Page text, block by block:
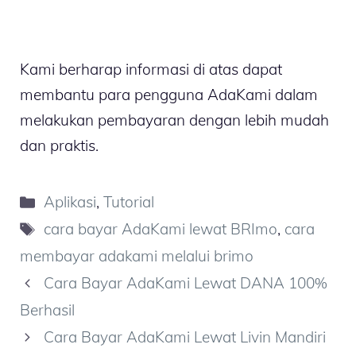
Kami berharap informasi di atas dapat
membantu para pengguna AdaKami dalam
melakukan pembayaran dengan lebih mudah
dan praktis.
Kategori
Aplikasi,Tutorial
Tag
cara bayar AdaKami lewat BRImo, cara
membayar adakami melalui brimo
Cara Bayar AdaKami Lewat DANA 100%
Berhasil
Cara Bayar AdaKami Lewat Livin Mandiri